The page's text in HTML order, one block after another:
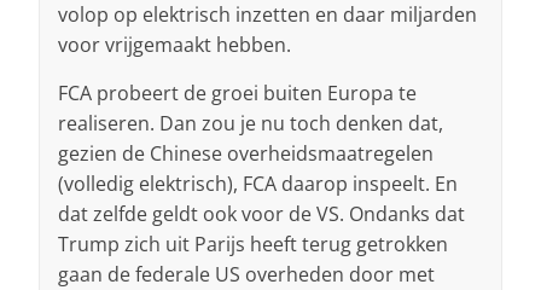
volop op elektrisch inzetten en daar miljarden
voor vrijgemaakt hebben.
FCA probeert de groei buiten Europa te
realiseren. Dan zou je nu toch denken dat,
gezien de Chinese overheidsmaatregelen
(volledig elektrisch), FCA daarop inspeelt. En
dat zelfde geldt ook voor de VS. Ondanks dat
Trump zich uit Parijs heeft terug getrokken
gaan de federale US overheden door met